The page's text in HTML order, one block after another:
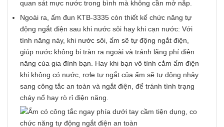
quan sát mực nước trong bình mà không cần mở nắp.
Ngoài ra, ấm đun KTB-3335 còn thiết kế chức năng tự
động ngắt điện sau khi nước sôi hay khi cạn nước: Với
tính năng này, khi nước sôi, ấm sẽ tự động ngắt điện,
giúp nước không bị tràn ra ngoài và tránh lãng phí điện
năng của gia đình bạn. Hay khi bạn vô tình cắm ấm điện
khi không có nước, rơle tự ngắt của ấm sẽ tự động nhảy
sang công tắc an toàn và ngắt điện, để tránh tình trạng
cháy nổ hay rò rỉ điện năng.